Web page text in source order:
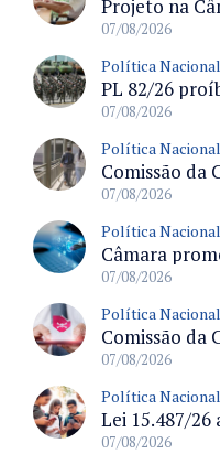
07/08/2026
Política Nacional
07/08/2026
Política Nacional
07/08/2026
Política Nacional
07/08/2026
Política Nacional
07/08/2026
Política Nacional
07/08/2026